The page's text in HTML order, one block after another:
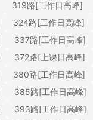
319路[工作日高峰]
324路[工作日高峰]
337路[工作日高峰]
372路[上课日高峰]
380路[工作日高峰]
385路[工作日高峰]
393路[工作日高峰]